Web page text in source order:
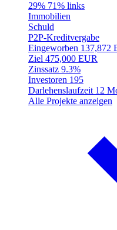
29% 71% links
Immobilien
Schuld
P2P-Kreditvergabe
Eingeworben 137,872
Ziel 475,000 EUR
Zinssatz 9.3%
Investoren 195
Darlehenslaufzeit 12
Alle Projekte anzeigen